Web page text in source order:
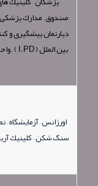
صندوق – مدارك پزشكی
دپارتمان پیشگیری و
اورژانس – آزمایشگاه –
سنگ شكن – كلینیك